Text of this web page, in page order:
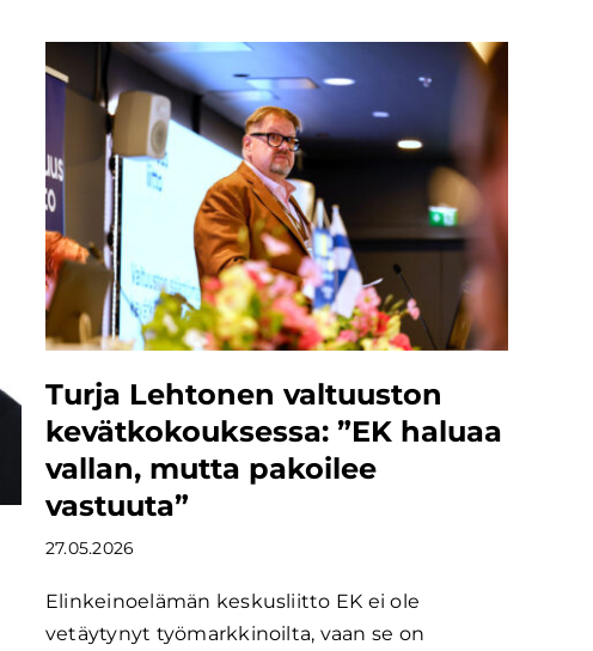
Turja Lehtonen valtuuston
kevätkokouksessa: ”EK haluaa
vallan, mutta pakoilee
vastuuta”
27.05.2026
Elinkeinoelämän keskusliitto EK ei ole
vetäytynyt työmarkkinoilta, vaan se on